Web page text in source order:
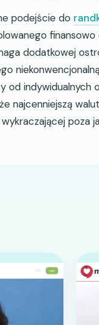
podejście do
dodatkowej
od
najcenniejszą
poza